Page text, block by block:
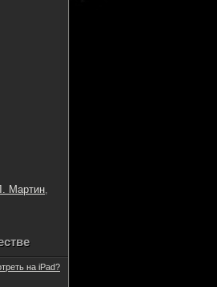
Мартин,
на iPad?